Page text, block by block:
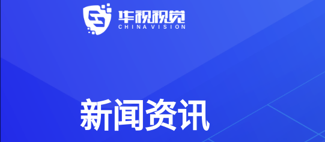
新闻资讯